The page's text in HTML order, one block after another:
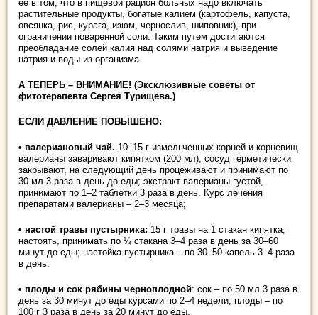
ее в том, что в пищевой рацион больных надо включать
растительные продукты, богатые калием (картофель, капуста,
овсянка, рис, курага, изюм, чернослив, шиповник), при
ограничении поваренной соли. Таким путем достигаются
преобладание солей калия над солями натрия и выведение
натрия и воды из организма.
А ТЕПЕРЬ – ВНИМАНИЕ! (Эксклюзивные советы от
фитотерапевта Сергея Турищева.)
ЕСЛИ ДАВЛЕНИЕ ПОВЫШЕНО:
• валериановый чай. 10–15 г измельченных корней и корневищ
валерианы заваривают кипятком (200 мл), сосуд герметически
закрывают, на следующий день процеживают и принимают по
30 мл 3 раза в день до еды; экстракт валерианы густой,
принимают по 1–2 таблетки 3 раза в день. Курс лечения
препаратами валерианы – 2–3 месяца;
• настой травы пустырника: 15 г травы на 1 стакан кипятка,
настоять, принимать по ¼ стакана 3–4 раза в день за 30–60
минут до еды; настойка пустырника – по 30–50 капель 3–4 раза
в день.
• плоды и сок рябины черноплодной: сок – по 50 мл 3 раза в
день за 30 минут до еды курсами по 2–4 недели; плоды – по
100 г 3 раза в день за 20 минут до еды.